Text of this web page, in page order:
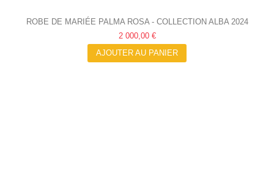
ROBE DE MARIÉE PALMA ROSA - COLLECTION ALBA 2024
2 000,00 €
AJOUTER AU PANIER